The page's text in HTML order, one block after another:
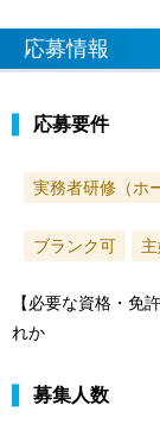
応募情報
応募要件
実務者研修（ホ
ブランク可
【必要な資格・免
れか
募集人数